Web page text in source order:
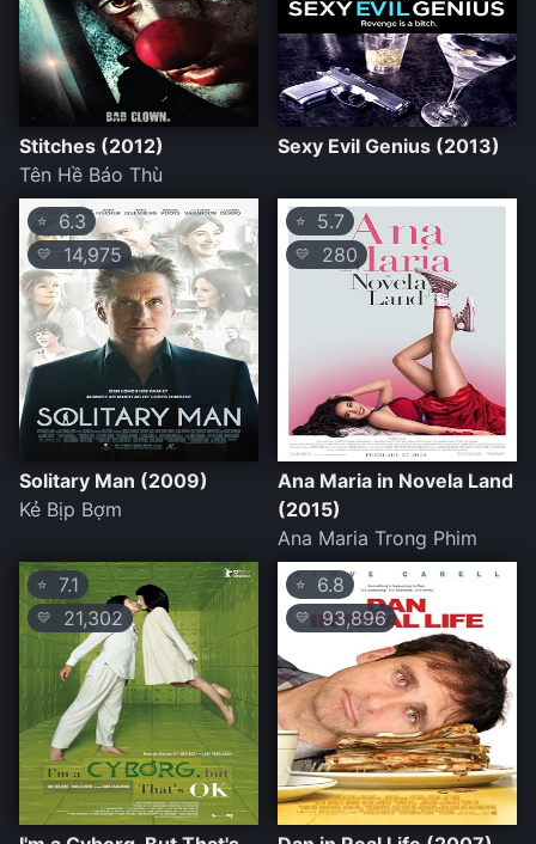
Stitches (2012)
Tên Hề Báo Thù
Sexy Evil Genius (2013)
⭐ 6.3
💛 14,975
Solitary Man (2009)
Kẻ Bịp Bợm
⭐ 5.7
💛 280
Ana Maria in Novela Land
(2015)
Ana Maria Trong Phim
⭐ 7.1
💛 21,302
⭐ 6.8
💛 93,896